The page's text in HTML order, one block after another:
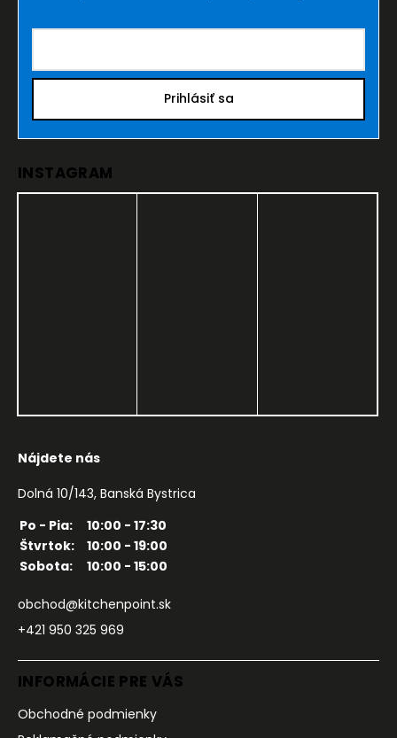
Prihlásiť sa
INSTAGRAM
Nájdete nás
Dolná 10/143, Banská Bystrica
Po - Pia:
10:00 - 17:30
Štvrtok:
10:00 - 19:00
Sobota:
10:00 - 15:00
obchod@kitchenpoint.sk
+421 950 325 969
INFORMÁCIE PRE VÁS
Obchodné podmienky